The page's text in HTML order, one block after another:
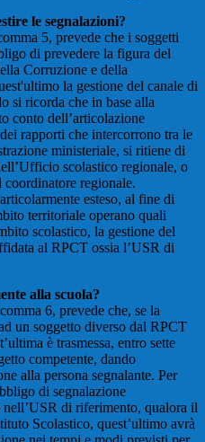
le segnalazioni?
5, prevede che i soggetti
di prevedere la figura del
Corruzione e della
la gestione del canale di
si ricorda che in base alla
conto dell’articolazione
rapporti che intercorrono tra le
ministeriale, si ritiene di
scolastico regionale, o
regionale.
esteso, al fine di
territoriale operano quali
scolastico, la gestione del
al RPCT ossia l’USR di
alla scuola?
6, prevede che, se la
un soggetto diverso dal RPCT
è trasmessa, entro sette
competente, dando
alla persona segnalante. Per
di segnalazione
di riferimento, qualora il
Scolastico, quest’ultimo avrà